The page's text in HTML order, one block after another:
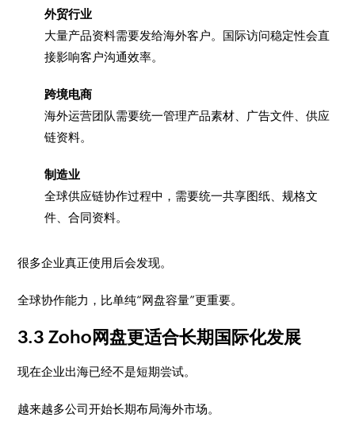
外贸行业
大量产品资料需要发给海外客户。国际访问稳定性会直
接影响客户沟通效率。
跨境电商
海外运营团队需要统一管理产品素材、广告文件、供应
链资料。
制造业
全球供应链协作过程中，需要统一共享图纸、规格文
件、合同资料。
很多企业真正使用后会发现。
全球协作能力，比单纯“网盘容量”更重要。
3.3 Zoho网盘更适合长期国际化发展
现在企业出海已经不是短期尝试。
越来越多公司开始长期布局海外市场。